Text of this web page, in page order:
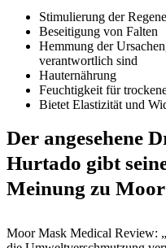
Stimulierung der
Beseitigung von Falten
Hemmung der
verantwortlich sind
Hauternährung
Feuchtigkeit für
Bietet Elastizität und
Der angesehene
Hurtado gibt
Meinung zu
Moor Mask Medical Review: